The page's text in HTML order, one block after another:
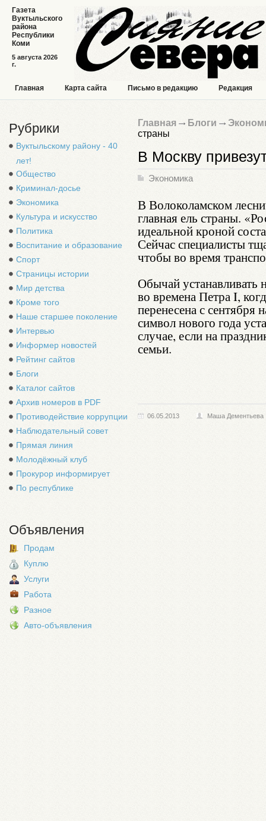
5 августа 2026
г.
Газета
Вуктыльского
района
Республики
Коми
Главная Карта сайта Письмо в редакцию Редакция
Рубрики
Вуктыльскому району - 40
лет!
Общество
Криминал-досье
Экономика
Культура и искусство
Политика
Воспитание и образование
Спорт
Страницы истории
Мир детства
Кроме того
Наше старшее поколение
Интервью
Информер новостей
Рейтинг сайтов
Блоги
Каталог сайтов
Архив номеров в PDF
Противодействие коррупции
Наблюдательный совет
Прямая линия
Молодёжный клуб
Прокурор информирует
По республике
Объявления
Продам
Куплю
Услуги
Работа
Разное
Авто-объявления
Главная Блоги
страны
В Москву
Экономика
В Волоколамском
главная ель страны.
идеальной кроной
Сейчас специалисты
чтобы во время
Обычай
во времена Петра I,
перенесена с сентября
символ нового года
случае, если на
семьи.
06.05.2013 Маша Дементьева